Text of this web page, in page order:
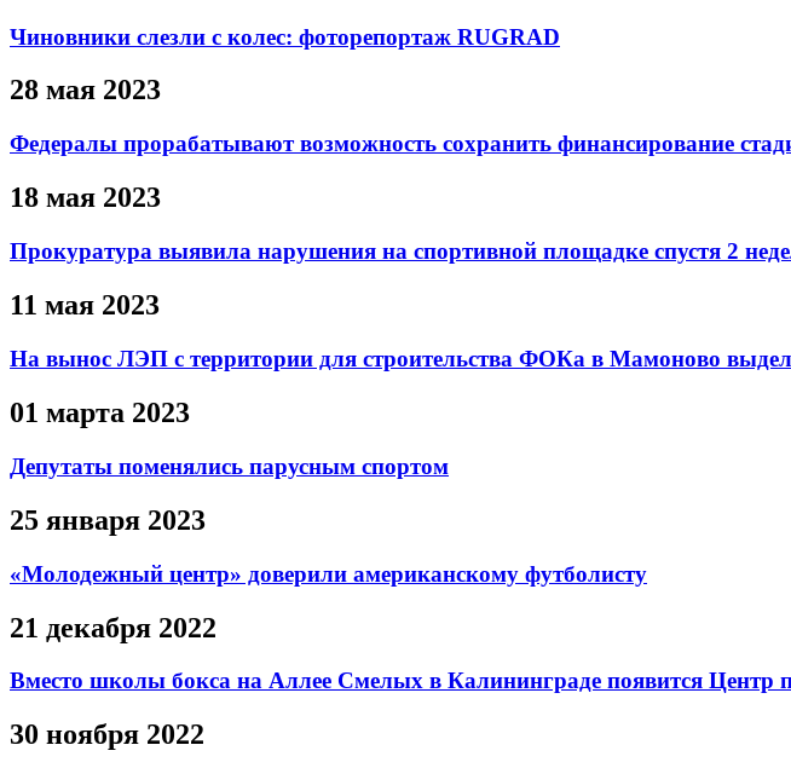
Чиновники слезли с колес: фоторепортаж RUGRAD
28 мая 2023
Федералы прорабатывают возможность сохранить финансирование
18 мая 2023
Прокуратура выявила нарушения на спортивной площадке спустя 2
11 мая 2023
На вынос ЛЭП с территории для строительства ФОКа в Мамоново
01 марта 2023
Депутаты поменялись парусным спортом
25 января 2023
«Молодежный центр» доверили американскому футболисту
21 декабря 2022
Вместо школы бокса на Аллее Смелых в Калининграде появится Центр
30 ноября 2022